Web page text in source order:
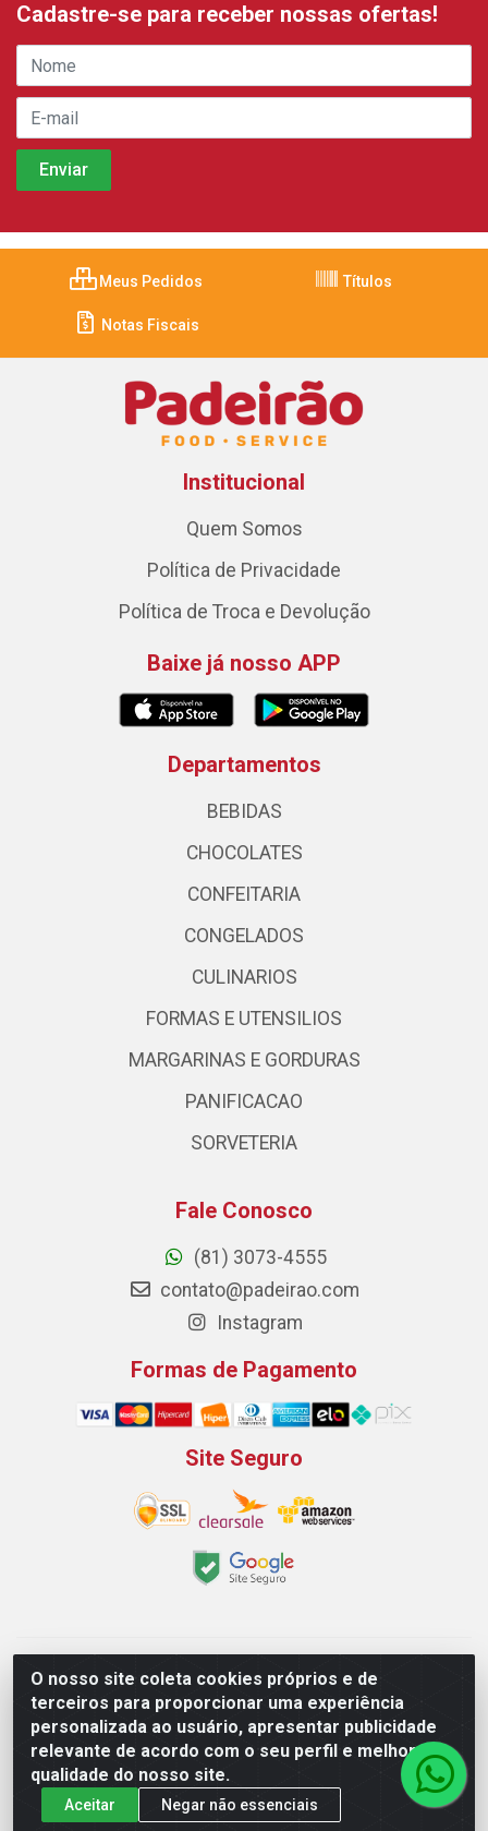
O nosso site coleta cookies próprios e de
terceiros para proporcionar uma experiência
personalizada ao usuário, apresentar publicidade
relevante de acordo com o seu perfil e melhorar a
qualidade do nosso site.
Aceitar
Negar não essenciais
Cadastre-se para receber nossas ofertas!
Meus Pedidos Títulos
Notas Fiscais
Institucional
Quem Somos
Política de Privacidade
Política de Troca e Devolução
Baixe já nosso APP
Departamentos
BEBIDAS
CHOCOLATES
CONFEITARIA
CONGELADOS
CULINARIOS
FORMAS E UTENSILIOS
MARGARINAS E GORDURAS
PANIFICACAO
SORVETERIA
Fale Conosco
(81) 3073-4555
contato@padeirao.com
Instagram
Formas de Pagamento
Site Seguro
Padeirão Comércio de Produtos Para Panificação LTDA -
Rodovia Empresario João Santos Filho, 2425, Gp B1 Bl. 02 -
Muribeca, Jaboatão dos Guararapes/PE - CEP 54.350-100 -
CNPJ 03.042.263/0001-51